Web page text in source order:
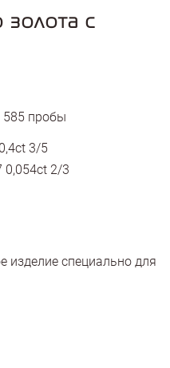
золота с
585 пробы
3/5
0,054ct 2/3
специально для